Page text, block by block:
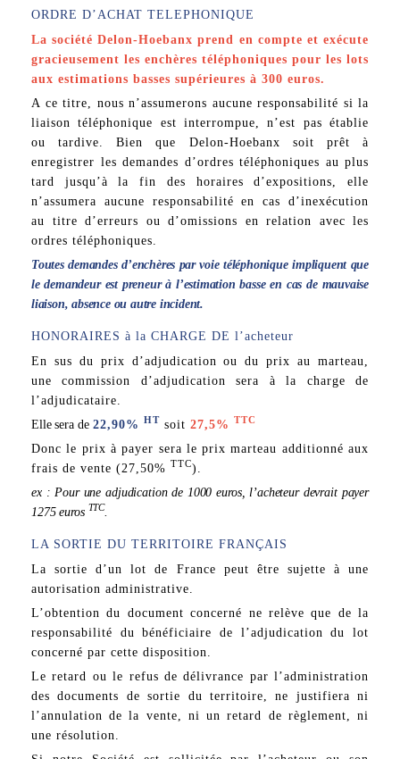
ORDRE D’ACHAT TELEPHONIQUE
La société Delon-Hoebanx prend en compte et exécute
gracieusement les enchères téléphoniques pour les lots
aux estimations basses supérieures à 300 euros.
A ce titre, nous n’assumerons aucune responsabilité si la
liaison téléphonique est interrompue, n’est pas établie
ou tardive. Bien que Delon-Hoebanx soit prêt à
enregistrer les demandes d’ordres téléphoniques au plus
tard jusqu’à la fin des horaires d’expositions, elle
n’assumera aucune responsabilité en cas d’inexécution
au titre d’erreurs ou d’omissions en relation avec les
ordres téléphoniques.
Toutes demandes d’enchères par voie téléphonique impliquent que
le demandeur est preneur à l’estimation basse en cas de mauvaise
liaison, absence ou autre incident.
HONORAIRES à la CHARGE DE l’acheteur
En sus du prix d’adjudication ou du prix au marteau,
une commission d’adjudication sera à la charge de
l’adjudicataire.
Elle sera de 22,90%HT soit 27,5% TTC
Donc le prix à payer sera le prix marteau additionné aux
frais de vente (27,50% TTC).
ex : Pour une adjudication de 1000 euros, l’acheteur devrait payer
1275 euros TTC
LA SORTIE DU TERRITOIRE FRANÇAIS
La sortie d’un lot de France peut être sujette à une
autorisation administrative.
L’obtention du document concerné ne relève que de la
responsabilité du bénéficiaire de l’adjudication du lot
concerné par cette disposition.
Le retard ou le refus de délivrance par l’administration
des documents de sortie du territoire, ne justifiera ni
l’annulation de la vente, ni un retard de règlement, ni
une résolution.